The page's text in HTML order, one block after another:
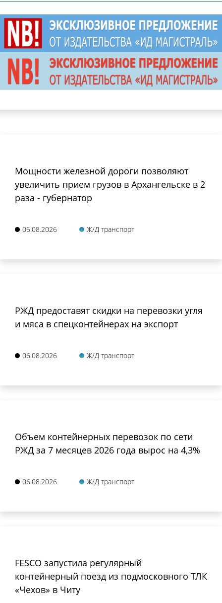
Мощности железной дороги позволяют
увеличить прием грузов в Архангельске в 2
раза - губернатор
06.08.2026 Ж/Д транспорт
РЖД предоставят скидки на перевозки угля
и мяса в спецконтейнерах на экспорт
06.08.2026 Ж/Д транспорт
Объем контейнерных перевозок по сети
РЖД за 7 месяцев 2026 года вырос на 4,3%
06.08.2026 Ж/Д транспорт
FESCO запустила регулярный
контейнерный поезд из подмосковного ТЛК
«Чехов» в Читу